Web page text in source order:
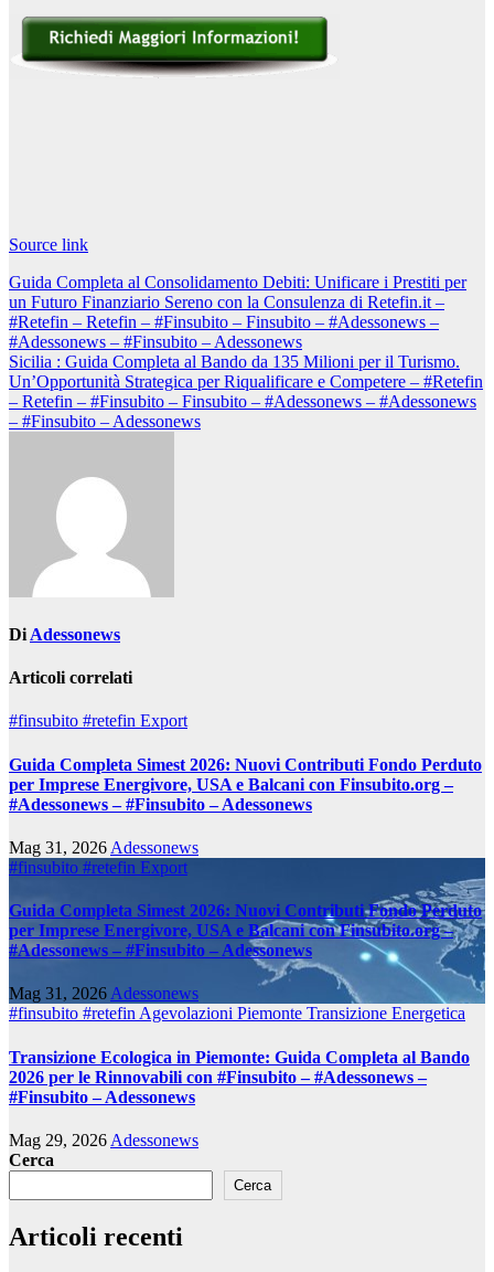
articoli
Source link
Navigazione
articoli
Guida Completa al Consolidamento Debiti: Unificare i Prestiti per
un Futuro Finanziario Sereno con la Consulenza di Retefin.it –
#Retefin – Retefin – #Finsubito – Finsubito – #Adessonews –
#Adessonews – #Finsubito – Adessonews
Sicilia : Guida Completa al Bando da 135 Milioni per il Turismo.
Un’Opportunità Strategica per Riqualificare e Competere – #Retefin
– Retefin – #Finsubito – Finsubito – #Adessonews – #Adessonews
– #Finsubito – Adessonews
Di Adessonews
Articoli correlati
#finsubito #retefin Export
Guida Completa Simest 2026: Nuovi Contributi Fondo Perduto
per Imprese Energivore, USA e Balcani con Finsubito.org –
#Adessonews – #Finsubito – Adessonews
Mag 31, 2026 Adessonews
#finsubito #retefin Export
Guida Completa Simest 2026: Nuovi Contributi Fondo Perduto
per Imprese Energivore, USA e Balcani con Finsubito.org –
#Adessonews – #Finsubito – Adessonews
Mag 31, 2026 Adessonews
#finsubito #retefin Agevolazioni Piemonte Transizione Energetica
Transizione Ecologica in Piemonte: Guida Completa al Bando
2026 per le Rinnovabili con #Finsubito – #Adessonews –
#Finsubito – Adessonews
Mag 29, 2026 Adessonews
Cerca
Cerca
Articoli recenti